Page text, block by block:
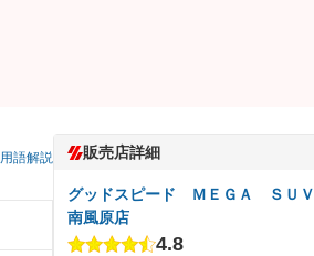
用語解説 販売店詳細
グッドスピード ＭＥＧＡ ＳＵＶ
南風原店
4.8